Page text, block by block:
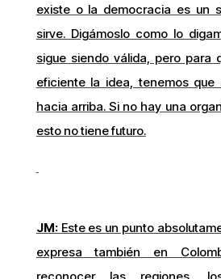
existe o la democracia es un
sirve. Digámoslo como lo
sigue siendo válida, pero para
eficiente la idea, tenemos que
hacia arriba. Si no hay una
esto no tiene futuro.
JM: Este es un punto
expresa también en